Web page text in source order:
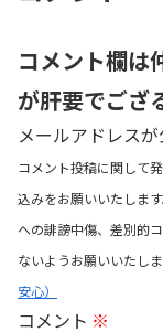
コメント欄は
が肝要でござ
メールアドレス
コメント投稿に関して
込みをお願いいたしま
への誹謗中傷、差別的
ないようお願いいたしま
安心）
コメント ※